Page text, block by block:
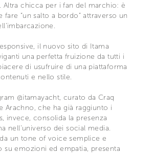
Altra chicca per i fan del marchio: è
fare “un salto a bordo” attraverso un
il nuovo sito di Itama
una perfetta fruizione da tutti i
di usufruire di una piattaforma
e nello stile.
@itamayacht, curato da Craq
Arachno, che ha già raggiunto i
invece, consolida la presenza
nell’universo dei social media.
un tone of voice semplice e
su emozioni ed empatia, presenta